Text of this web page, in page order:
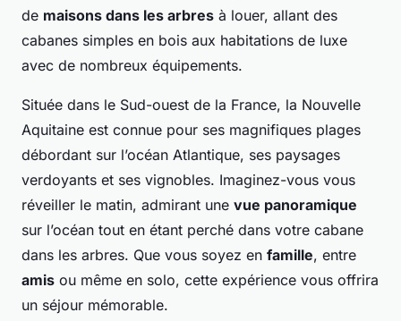
de maisons dans les arbres à louer, allant des
cabanes simples en bois aux habitations de luxe
avec de nombreux équipements.
Située dans le Sud-ouest de la France, la Nouvelle
Aquitaine est connue pour ses magnifiques plages
débordant sur l’océan Atlantique, ses paysages
verdoyants et ses vignobles. Imaginez-vous vous
réveiller le matin, admirant une vue panoramique
sur l’océan tout en étant perché dans votre cabane
dans les arbres. Que vous soyez en famille, entre
amis ou même en solo, cette expérience vous offrira
un séjour mémorable.